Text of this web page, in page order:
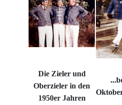
Die Zieler und
Oberzieler in den
1950er Jahren